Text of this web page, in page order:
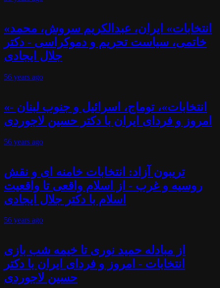
«انتخابات» ایران، عبدالکریم سروش، محمد
خاتمی، سیاست تحریم و دموکراسی - دکتر
جلال ایجادی
56 years ago
«انتخابات»، توماج، اسرائیل و جنوب لبنان -
امروز و فردای ایران با دکتر حسین لاجوردی
56 years ago
تریبون آزاد: انتخابات خامنه ای و نقش
روسیه و غرب - از اسلام واقعی تا واقعیت
اسلام با دکتر جلال ایجادی
56 years ago
از مبادله حمید نوری تا خیمه شب بازی
انتخابات - امروز و فردای ایران با دکتر
حسین لاجوردی